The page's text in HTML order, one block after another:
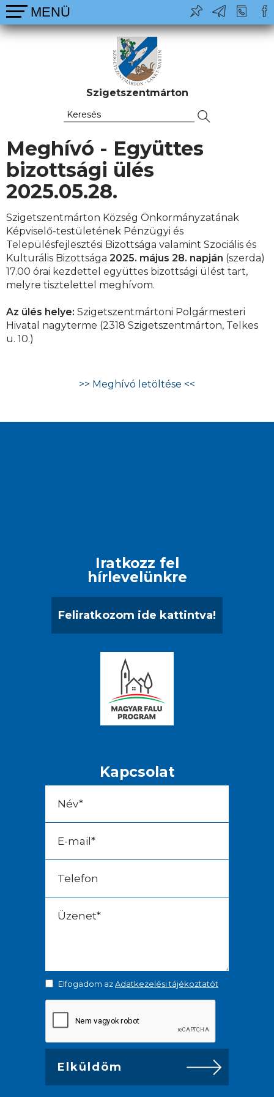
Szigetszentmárton
Meghívó - Együttes
bizottsági ülés
2025.05.28.
Szigetszentmárton Község Önkormányzatának
Képviselő-testületének Pénzügyi és
Településfejlesztési Bizottsága valamint Szociális és
Kulturális Bizottsága 2025. május 28. napján (szerda)
17.00 órai kezdettel együttes bizottsági ülést tart,
melyre tisztelettel meghívom.
Az ülés helye: Szigetszentmártoni Polgármesteri
Hivatal nagyterme (2318 Szigetszentmárton, Telkes
u. 10.)
>> Meghívó letöltése <<
Iratkozz fel
hírlevelünkre
Feliratkozom ide kattintva!
Kapcsolat
Elfogadom azAdatkezelési tájékoztatót